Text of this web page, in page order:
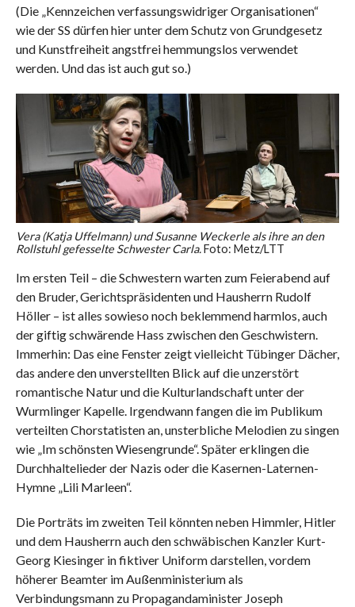
(Die „Kennzeichen verfassungswidriger Organisationen“
wie der SS dürfen hier unter dem Schutz von Grundgesetz
und Kunstfreiheit angstfrei hemmungslos verwendet
werden. Und das ist auch gut so.)
Vera (Katja Uffelmann) und Susanne Weckerle als ihre an den
Rollstuhl gefesselte Schwester Carla.Foto: Metz/LTT
Im ersten Teil – die Schwestern warten zum Feierabend auf
den Bruder, Gerichtspräsidenten und Hausherrn Rudolf
Höller – ist alles sowieso noch beklemmend harmlos, auch
der giftig schwärende Hass zwischen den Geschwistern.
Immerhin: Das eine Fenster zeigt vielleicht Tübinger Dächer,
das andere den unverstellten Blick auf die unzerstört
romantische Natur und die Kulturlandschaft unter der
Wurmlinger Kapelle. Irgendwann fangen die im Publikum
verteilten Chorstatisten an, unsterbliche Melodien zu singen
wie „Im schönsten Wiesengrunde“. Später erklingen die
Durchhaltelieder der Nazis oder die Kasernen-Laternen-
Hymne „Lili Marleen“.
Die Porträts im zweiten Teil könnten neben Himmler, Hitler
und dem Hausherrn auch den schwäbischen Kanzler Kurt-
Georg Kiesinger in fiktiver Uniform darstellen, vordem
höherer Beamter im Außenministerium als
Verbindungsmann zu Propagandaminister Joseph